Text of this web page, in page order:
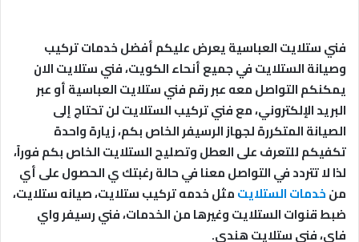
فني ستلايت العباسية يعرض عليكم أفضل خدمات تركيب
وصيانة الستلايت في جميع أنحاء الكويت، فني ستلايت الان
يمكنكم التواصل معه عبر رقم فني ستلايت العباسية أو عبر
البريد الإلكتروني، مع فني تركيب الستلايت لن تحتاج إلى
الصيانة المتكررة لجهاز الرسيفر الخاص بكم، زيارة واحدة
تكفيكم للتعرف على العطل وتصليح الستلايت الخاص بكم فوراً،
لذا لا تتردد في التواصل معنا في حالة رغبتك ي الحصول على أي
منخدمات الستلايتمثل خدمه تركيب ستلايت، صيانه ستلايت،
ضبط قنوات الستلايت وغيرها من الخدمات، فني رسيفر واي
فاي، فني ستلايت هندي.